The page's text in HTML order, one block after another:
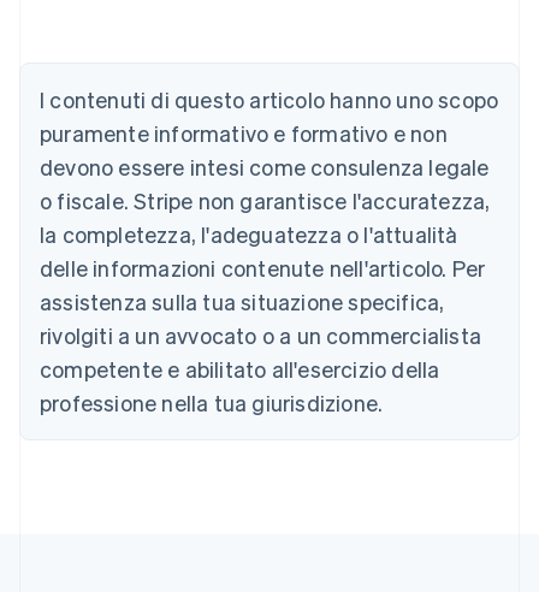
I contenuti di questo articolo hanno uno scopo
puramente informativo e formativo e non
devono essere intesi come consulenza legale
o fiscale. Stripe non garantisce l'accuratezza,
la completezza, l'adeguatezza o l'attualità
delle informazioni contenute nell'articolo. Per
assistenza sulla tua situazione specifica,
rivolgiti a un avvocato o a un commercialista
competente e abilitato all'esercizio della
professione nella tua giurisdizione.
English
Austria
Deutsch English
Belgio
NederlandsFrançaisDeutschEnglish
PortuguêsEnglish
Bulgaria
English
Canada
English Français
Cina continentale
Cipro
English